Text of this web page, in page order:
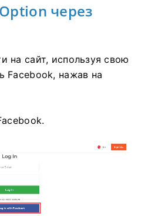
через
на сайт, используя свою
Facebook, нажав на